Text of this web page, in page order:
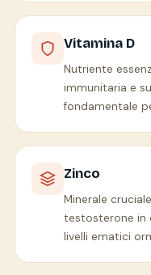
Vitamina D
Nutriente
immunitaria e
fondamentale
Zinco
Minerale
testosterone in
livelli ematici